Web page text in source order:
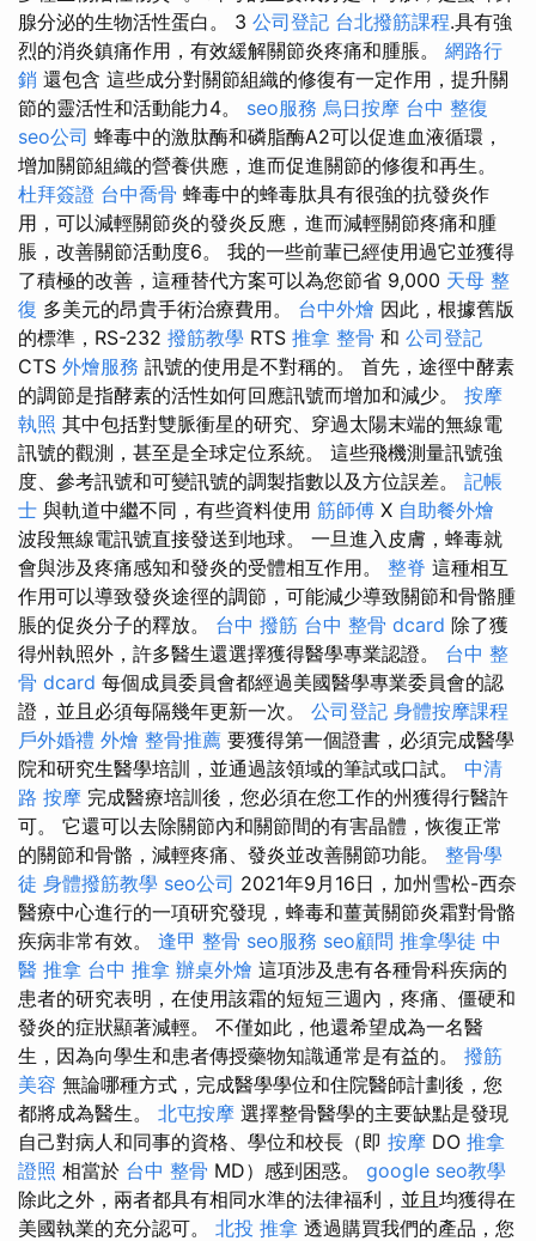
腺分泌的生物活性蛋白。 3 公司登記 台北撥筋課程.具有強
烈的消炎鎮痛作用，有效緩解關節炎疼痛和腫脹。 網路行
銷 還包含 這些成分對關節組織的修復有一定作用，提升關
節的靈活性和活動能力4。 seo服務 烏日按摩 台中 整復
seo公司 蜂毒中的激肽酶和磷脂酶A2可以促進血液循環，
增加關節組織的營養供應，進而促進關節的修復和再生。
杜拜簽證 台中喬骨 蜂毒中的蜂毒肽具有很強的抗發炎作
用，可以減輕關節炎的發炎反應，進而減輕關節疼痛和腫
脹，改善關節活動度6。 我的一些前輩已經使用過它並獲得
了積極的改善，這種替代方案可以為您節省 9,000 天母 整
復 多美元的昂貴手術治療費用。 台中外燴 因此，根據舊版
的標準，RS-232 撥筋教學 RTS 推拿 整骨 和 公司登記
CTS 外燴服務 訊號的使用是不對稱的。 首先，途徑中酵素
的調節是指酵素的活性如何回應訊號而增加和減少。 按摩
執照 其中包括對雙脈衝星的研究、穿過太陽末端的無線電
訊號的觀測，甚至是全球定位系統。 這些飛機測量訊號強
度、參考訊號和可變訊號的調製指數以及方位誤差。 記帳
士 與軌道中繼不同，有些資料使用 筋師傅 X 自助餐外燴
波段無線電訊號直接發送到地球。 一旦進入皮膚，蜂毒就
會與涉及疼痛感知和發炎的受體相互作用。 整脊 這種相互
作用可以導致發炎途徑的調節，可能減少導致關節和骨骼腫
脹的促炎分子的釋放。 台中 撥筋 台中 整骨 dcard 除了獲
得州執照外，許多醫生還選擇獲得醫學專業認證。 台中 整
骨 dcard 每個成員委員會都經過美國醫學專業委員會的認
證，並且必須每隔幾年更新一次。 公司登記 身體按摩課程
戶外婚禮 外燴 整骨推薦 要獲得第一個證書，必須完成醫學
院和研究生醫學培訓，並通過該領域的筆試或口試。 中清
路 按摩 完成醫療培訓後，您必須在您工作的州獲得行醫許
可。 它還可以去除關節內和關節間的有害晶體，恢復正常
的關節和骨骼，減輕疼痛、發炎並改善關節功能。 整骨學
徒 身體撥筋教學 seo公司 2021年9月16日，加州雪松-西奈
醫療中心進行的一項研究發現，蜂毒和薑黃關節炎霜對骨骼
疾病非常有效。 逢甲 整骨 seo服務 seo顧問 推拿學徒 中
醫 推拿 台中 推拿 辦桌外燴 這項涉及患有各種骨科疾病的
患者的研究表明，在使用該霜的短短三週內，疼痛、僵硬和
發炎的症狀顯著減輕。 不僅如此，他還希望成為一名醫
生，因為向學生和患者傳授藥物知識通常是有益的。 撥筋
美容 無論哪種方式，完成醫學學位和住院醫師計劃後，您
都將成為醫生。 北屯按摩 選擇整骨醫學的主要缺點是發現
自己對病人和同事的資格、學位和校長（即 按摩 DO 推拿
證照 相當於 台中 整骨 MD）感到困惑。 google seo教學
除此之外，兩者都具有相同水準的法律福利，並且均獲得在
美國執業的充分認可。 北投 推拿 透過購買我們的產品，您